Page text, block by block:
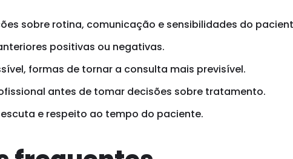
sobre rotina, comunicação e sensibilidades do
positivas ou negativas.
formas de tornar a consulta mais previsível.
antes de tomar decisões sobre tratamento.
e respeito ao tempo do paciente.